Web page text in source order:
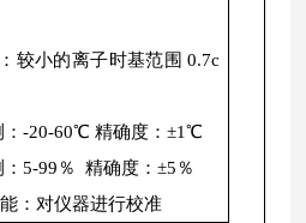
较小的离子时基范围 0.7c
：-20-60℃ 精确度：±1℃
：5-99％ 精确度：±5％
：对仪器进行校准